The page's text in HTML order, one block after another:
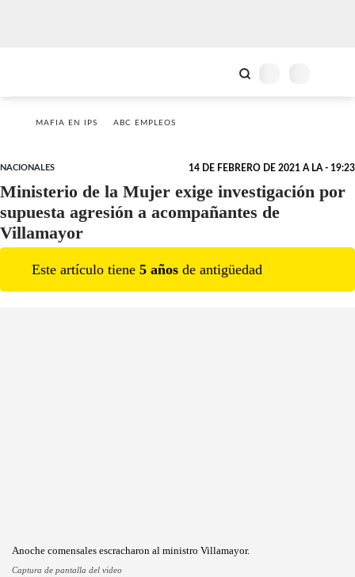
MAFIA EN IPS ABC EMPLEOS
NACIONALES 14 DE FEBRERO DE 2021 A LA - 19:23
Ministerio de la Mujer exige investigación por
supuesta agresión a acompañantes de
Villamayor
Este artículo tiene 5 años de antigüedad
Anoche comensales escracharon al ministro Villamayor.
Captura de pantalla del video